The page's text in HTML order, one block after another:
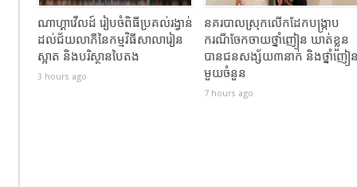
ណាហ្គាវើលដ៍ រៀបចំពិធីប្រគល់រង្វាន់
ដល់ជ័យលាភីនៃកម្មវិធីសាលារៀន
ស្អាត និងបរិស្ថានបៃតង
3 hours ago
នគរបាលស្រុកលើកដែកបង្ក្រាប
ករណីចែកចាយថ្នាំញៀន ឃាត់ខ្លួន
បានជនសង្ស័យ៣នាក់ និងថ្នាំញៀ
មួយចំនួន
7 hours ago